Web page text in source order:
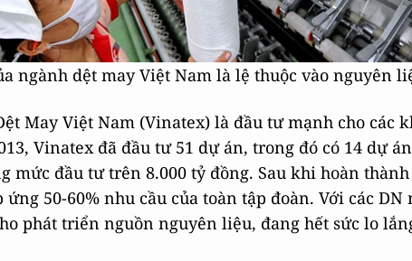
ngành dệt may Việt Nam là lệ thuộc vào nguyên
May Việt Nam (Vinatex) là đầu tư mạnh cho các
Vinatex đã đầu tư 51 dự án, trong đó có 14 dự
mức đầu tư trên 8.000 tỷ đồng. Sau khi hoàn
50-60% nhu cầu của toàn tập đoàn. Với các DN
phát triển nguồn nguyên liệu, đang hết sức lo